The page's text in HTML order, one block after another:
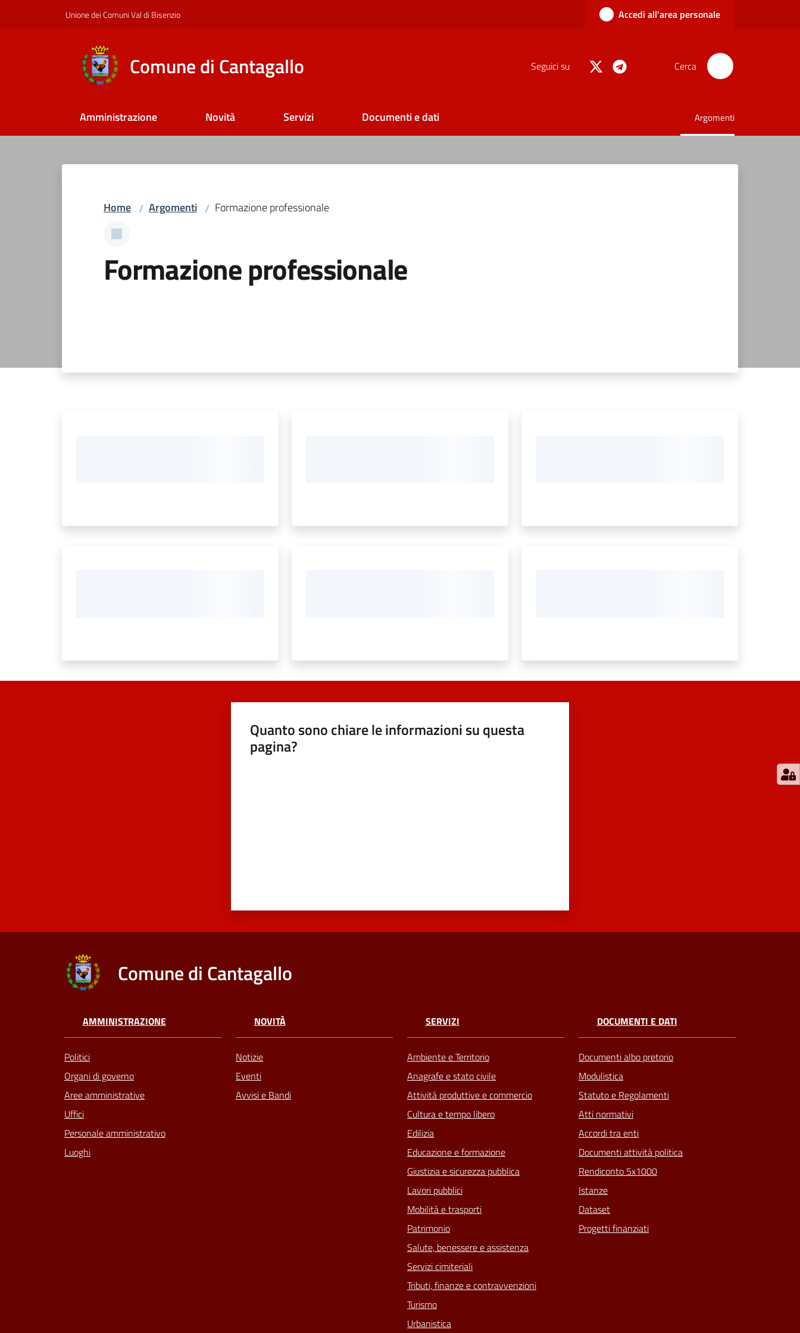
Unione dei Comuni Val di Bisenzio Accedi all'area personale
Comune di Cantagallo Seguici su Cerca
Amministrazione Novità Servizi Documenti e dati Argomenti
Menu selezionato
Home / Argomenti / Formazione professionale
Formazione professionale
Quanto sono chiare le informazioni su questa
pagina?
Comune di Cantagallo
AMMINISTRAZIONE
Politici
Organi di governo
Aree amministrative
Uffici
Personale amministrativo
Luoghi
NOVITÀ
Notizie
Eventi
Avvisi e Bandi
SERVIZI
Ambiente e Territorio
Anagrafe e stato civile
Attività produttive e commercio
Cultura e tempo libero
Edilizia
Educazione e formazione
Giustizia e sicurezza pubblica
Lavori pubblici
Mobilità e trasporti
Patrimonio
Salute, benessere e assistenza
Servizi cimiteriali
Tributi, finanze e contravvenzioni
Turismo
Urbanistica
DOCUMENTI E DATI
Documenti albo pretorio
Modulistica
Statuto e Regolamenti
Atti normativi
Accordi tra enti
Documenti attività politica
Rendiconto 5x1000
Istanze
Dataset
Progetti finanziati